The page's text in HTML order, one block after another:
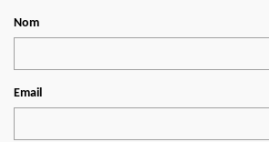
Nom
Email